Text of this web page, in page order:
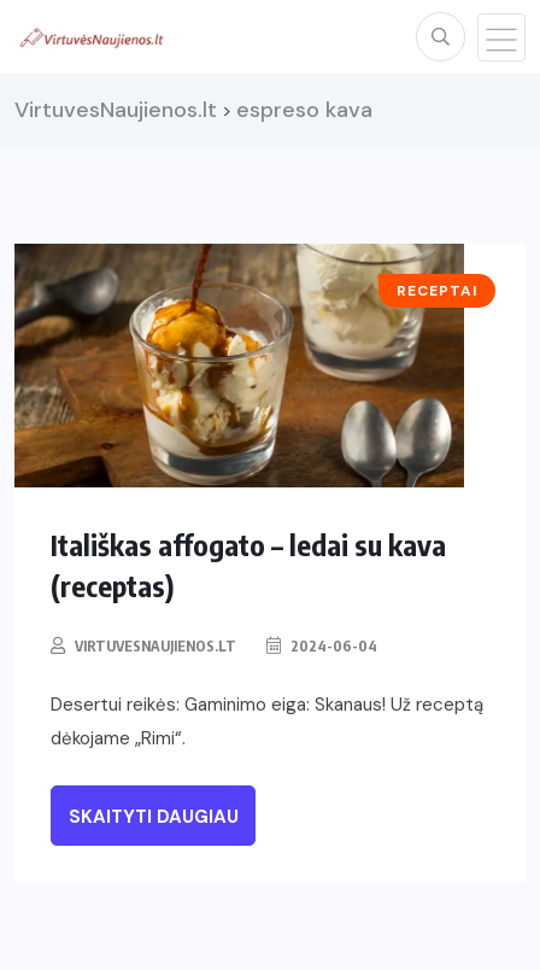
VirtuvesNaujienos.lt > espreso kava
RECEPTAI
Itališkas affogato – ledai su kava
(receptas)
VIRTUVESNAUJIENOS.LT 2024-06-04
Desertui reikės: Gaminimo eiga: Skanaus! Už receptą
dėkojame „Rimi“.
SKAITYTI DAUGIAU